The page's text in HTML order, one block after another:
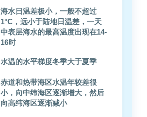
海水日温差极小，一般不超过
1°C，远小于陆地日温差，一天
中表层海水的最高温度出现在14-
16时
水温的水平梯度冬季大于夏季
赤道和热带海区水温年较差很
小，向中纬海区逐渐增大，然后
向高纬海区逐渐减小